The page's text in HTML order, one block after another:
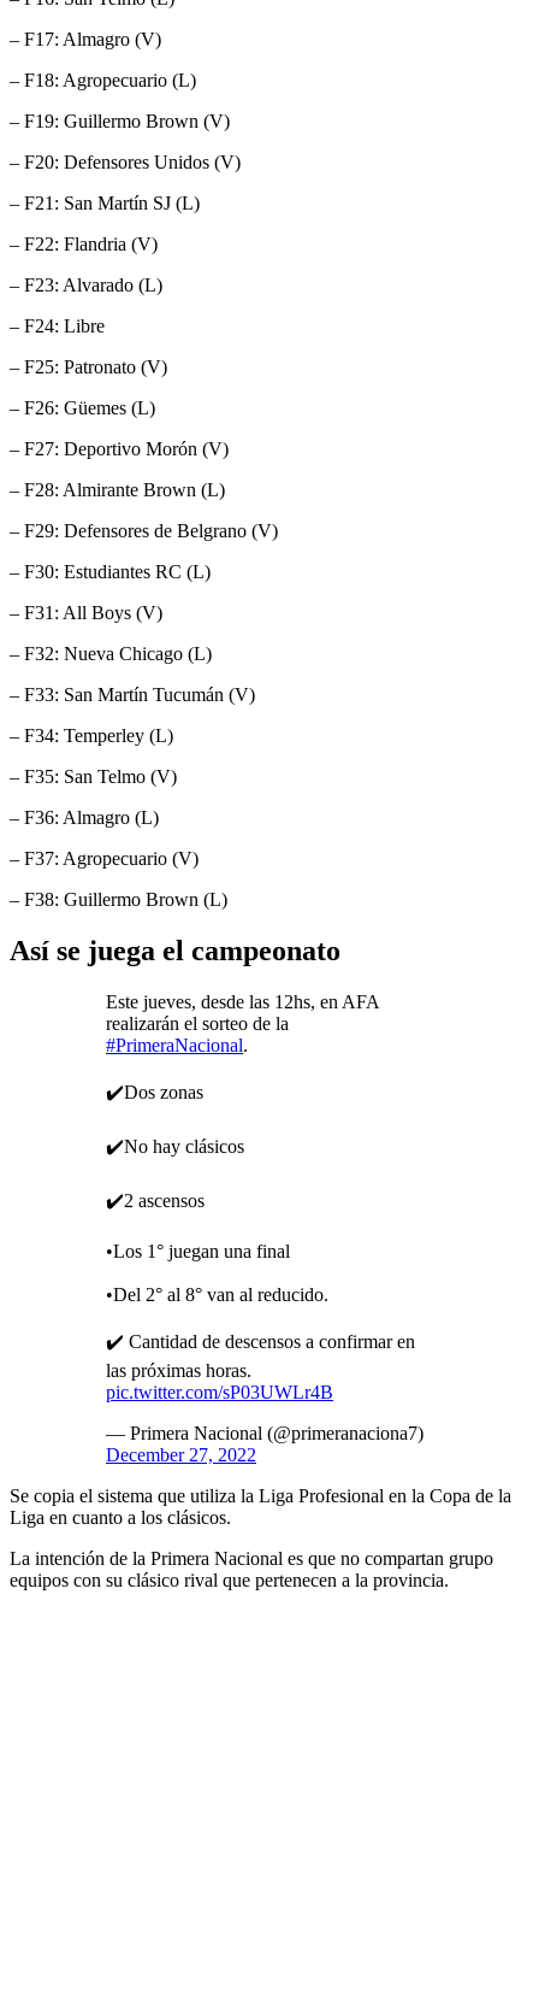
– F17: Almagro (V)
– F18: Agropecuario (L)
– F19: Guillermo Brown (V)
– F20: Defensores Unidos (V)
– F21: San Martín SJ (L)
– F22: Flandria (V)
– F23: Alvarado (L)
– F24: Libre
– F25: Patronato (V)
– F26: Güemes (L)
– F27: Deportivo Morón (V)
– F28: Almirante Brown (L)
– F29: Defensores de Belgrano (V)
– F30: Estudiantes RC (L)
– F31: All Boys (V)
– F32: Nueva Chicago (L)
– F33: San Martín Tucumán (V)
– F34: Temperley (L)
– F35: San Telmo (V)
– F36: Almagro (L)
– F37: Agropecuario (V)
– F38: Guillermo Brown (L)
Así se juega el campeonato
Este jueves, desde las 12hs, en AFA
realizarán el sorteo de la
#PrimeraNacional.
✔️Dos zonas
✔️No hay clásicos
✔️2 ascensos
•Los 1° juegan una final
•Del 2° al 8° van al reducido.
✔️ Cantidad de descensos a confirmar en
las próximas horas.
pic.twitter.com/sP03UWLr4B
— Primera Nacional (@primeranaciona7)
December 27, 2022
Se copia el sistema que utiliza la Liga Profesional en la Copa de la
Liga en cuanto a los clásicos.
La intención de la Primera Nacional es que no compartan grupo
equipos con su clásico rival que pertenecen a la provincia.